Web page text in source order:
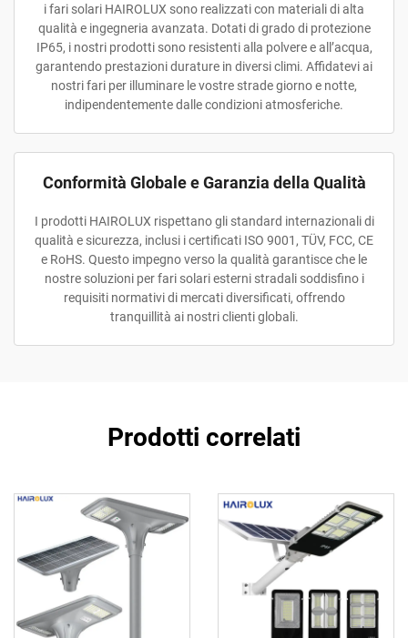
i fari solari HAIROLUX sono realizzati con materiali di alta
qualità e ingegneria avanzata. Dotati di grado di protezione
IP65, i nostri prodotti sono resistenti alla polvere e all’acqua,
garantendo prestazioni durature in diversi climi. Affidatevi ai
nostri fari per illuminare le vostre strade giorno e notte,
indipendentemente dalle condizioni atmosferiche.
Conformità Globale e Garanzia della Qualità
I prodotti HAIROLUX rispettano gli standard internazionali di
qualità e sicurezza, inclusi i certificati ISO 9001, TÜV, FCC, CE
e RoHS. Questo impegno verso la qualità garantisce che le
nostre soluzioni per fari solari esterni stradali soddisfino i
requisiti normativi di mercati diversificati, offrendo
tranquillità ai nostri clienti globali.
Prodotti correlati